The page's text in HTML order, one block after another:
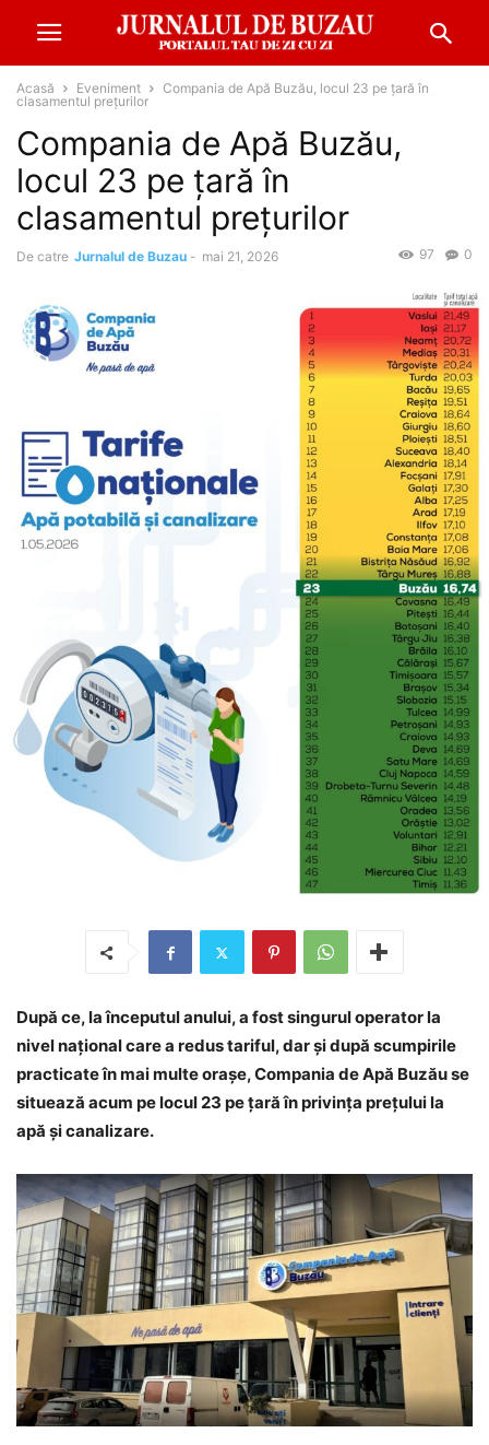
Acasă Eveniment
Compania de Apă Buzău, locul 23 pe țară în
clasamentul prețurilor
Compania de Apă Buzău,
locul 23 pe țară în
clasamentul prețurilor
De catre Jurnalul de Buzau - mai 21, 2026 0
97
După ce, la începutul anului, a fost singurul operator la
nivel național care a redus tariful, dar și după scumpirile
practicate în mai multe orașe, Compania de Apă Buzău se
situează acum pe locul 23 pe țară în privința prețului la
apă și canalizare.